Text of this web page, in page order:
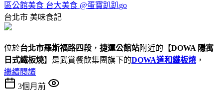
區公館美食 台大美食 @蛋寶趴趴go
台北市 美味食記
位於台北市羅斯福路四段 ， 捷運公館站附近的【DOWA 隱寓
日式鐵板燒】是武賞餐飲集團旗下的DOWA道和鐵板燒 ，
繼續閱讀
3個月前